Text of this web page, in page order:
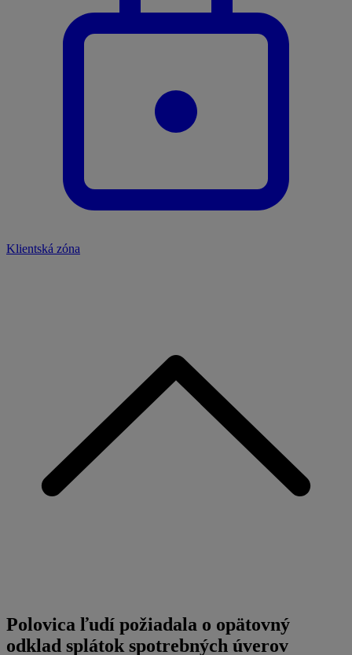
Klientská zóna
Polovica ľudí požiadala o opätovný
odklad splátok spotrebných úverov